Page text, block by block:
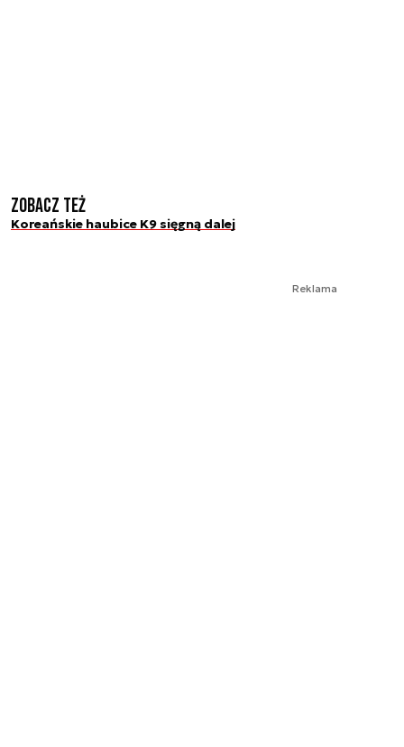
Zobacz też
Koreańskie haubice K9 sięgną dalej
Reklama